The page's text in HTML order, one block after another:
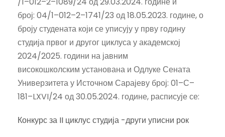
број: 04/1–012–2–1741/23 од 18.05.2023. године, о
броју студената који се уписују у прву годину
студија првог и другог циклуса у академској
2024/2025. години на јавним
високошколским установана и Одлуке Сената
Универзитета у Источном Сарајеву број: 01–С–
181–LXVI/24 од 30.05.2024. године, расписује се:
Конкурс за II циклус студија -други уписни рок